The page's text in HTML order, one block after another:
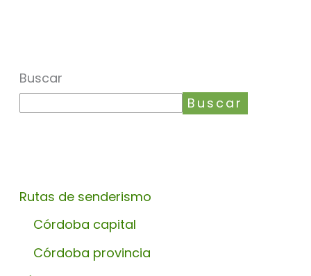
Buscar
Buscar
Rutas de senderismo
Córdoba capital
Córdoba provincia